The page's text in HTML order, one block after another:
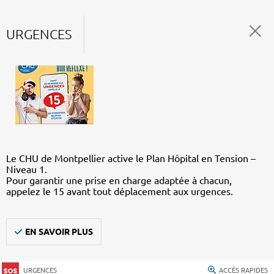
URGENCES
Le CHU de Montpellier active le Plan Hôpital en Tension –
Niveau 1.
Pour garantir une prise en charge adaptée à chacun,
appelez le 15 avant tout déplacement aux urgences.
EN SAVOIR PLUS
URGENCES ACCÈS RAPIDES